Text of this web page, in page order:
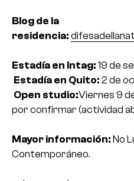
Blog de la
residencia:
Estadía en Intag: 19 de
Estadía en Quito: 2 de
Open studio:Viernes 9
por confirmar (actividad
Mayor información: No
Contemporáneo.